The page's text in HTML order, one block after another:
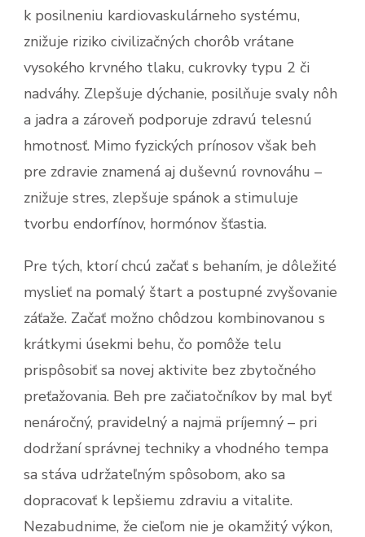
k posilneniu kardiovaskulárneho systému,
znižuje riziko civilizačných chorôb vrátane
vysokého krvného tlaku, cukrovky typu 2 či
nadváhy. Zlepšuje dýchanie, posilňuje svaly nôh
a jadra a zároveň podporuje zdravú telesnú
hmotnosť. Mimo fyzických prínosov však beh
pre zdravie znamená aj duševnú rovnováhu –
znižuje stres, zlepšuje spánok a stimuluje
tvorbu endorfínov, hormónov šťastia.
Pre tých, ktorí chcú začať s behaním, je dôležité
myslieť na pomalý štart a postupné zvyšovanie
záťaže. Začať možno chôdzou kombinovanou s
krátkymi úsekmi behu, čo pomôže telu
prispôsobiť sa novej aktivite bez zbytočného
preťažovania. Beh pre začiatočníkov by mal byť
nenáročný, pravidelný a najmä príjemný – pri
dodržaní správnej techniky a vhodného tempa
sa stáva udržateľným spôsobom, ako sa
dopracovať k lepšiemu zdraviu a vitalite.
Nezabudnime, že cieľom nie je okamžitý výkon,